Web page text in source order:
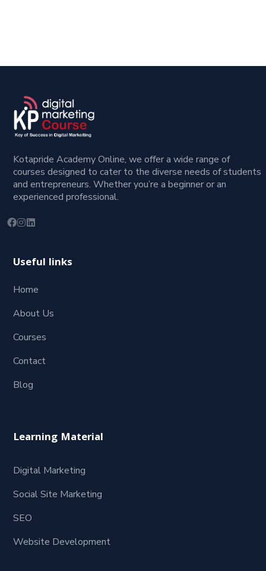
Kotapride Academy Online, we offer a wide range of
courses designed to cater to the diverse needs of students
and entrepreneurs. Whether you’re a beginner or an
experienced professional.
Useful links
Home
About Us
Courses
Contact
Blog
Learning Material
Digital Marketing
Social Site Marketing
SEO
Website Development